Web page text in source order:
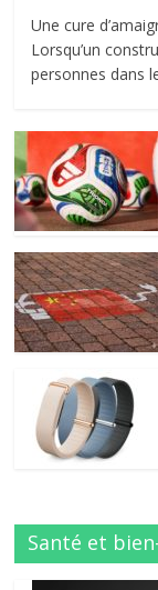
Une cure
Lorsqu’un
personnes dans
Santé et